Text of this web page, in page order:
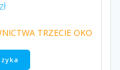
zł
TRZECIE OKO